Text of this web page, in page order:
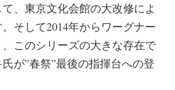
、東京文化会館の大改修によ
そして2014年からワーグナー
、このシリーズの大きな存在で
が”春祭”最後の指揮台への登